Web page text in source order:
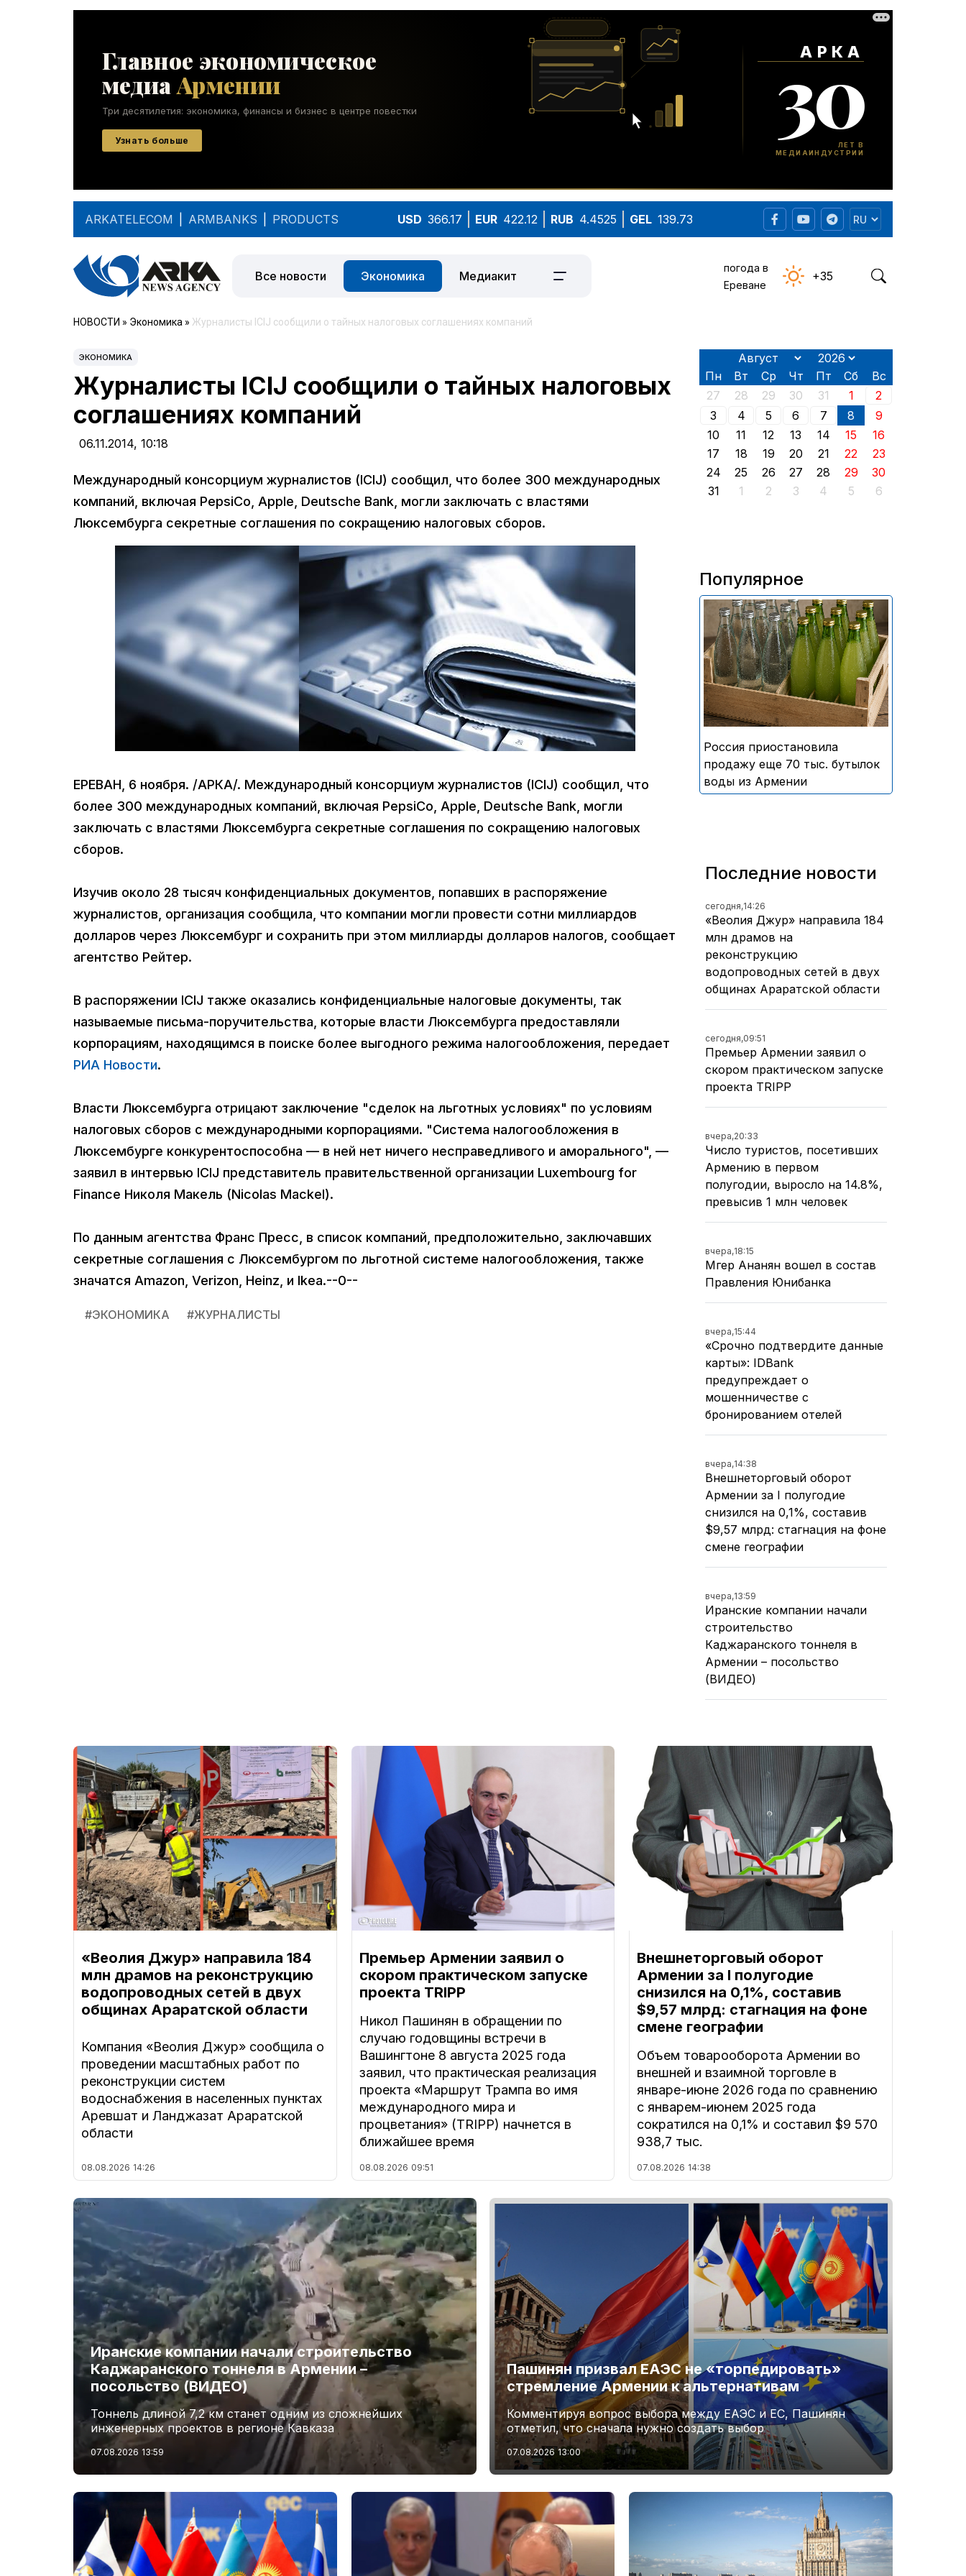
ARKATELECOM ARMBANKS PRODUCTS USD 366.17 EUR 422.12 RUB 4.4525 GEL 139.73
Все новости Экономика Медиакит
погода в
Ереване
+35
НОВОСТИ » Экономика » Журналисты ICIJ сообщили о тайных налоговых соглашениях компаний
ЭКОНОМИКА
Журналисты ICIJ сообщили о тайных налоговых
соглашениях компаний
06.11.2014, 10:18
Международный консорциум журналистов (ICIJ) сообщил, что более 300 международных
компаний, включая PepsiCo, Apple, Deutsche Bank, могли заключать с властями
Люксембурга секретные соглашения по сокращению налоговых сборов.
ЕРЕВАН, 6 ноября. /АРКА/. Международный консорциум журналистов (ICIJ) сообщил, что
более 300 международных компаний, включая PepsiCo, Apple, Deutsche Bank, могли
заключать с властями Люксембурга секретные соглашения по сокращению налоговых
сборов.
Изучив около 28 тысяч конфиденциальных документов, попавших в распоряжение
журналистов, организация сообщила, что компании могли провести сотни миллиардов
долларов через Люксембург и сохранить при этом миллиарды долларов налогов, сообщает
агентство Рейтер.
В распоряжении ICIJ также оказались конфиденциальные налоговые документы, так
называемые письма-поручительства, которые власти Люксембурга предоставляли
корпорациям, находящимся в поиске более выгодного режима налогообложения, передает
РИА Новости.
Власти Люксембурга отрицают заключение "сделок на льготных условиях" по условиям
налоговых сборов с международными корпорациями. "Система налогообложения в
Люксембурге конкурентоспособна — в ней нет ничего несправедливого и аморального", —
заявил в интервью ICIJ представитель правительственной организации Luxembourg for
Finance Николя Макель (Nicolas Mackel).
По данным агентства Франс Пресс, в список компаний, предположительно, заключавших
секретные соглашения с Люксембургом по льготной системе налогообложения, также
значатся Amazon, Verizon, Heinz, и Ikea.--0--
#ЭКОНОМИКА #ЖУРНАЛИСТЫ
Пн Вт Ср Чт Пт Сб
Вс
27
28 29 30 31 1
2
3
4 5 6 7 8
9
10
11 12 13 14 15
16
17
18 19 20 21 22
23
24
25 26 27 28 29
30
31
1 2 3 4 5 6
Популярное
В России приостановили
продажу более 70 тыс.
бутылок питьевой воды и
безалкогольных напитков
армянского производства
Россия приостановила
продажу еще 70 тыс. бутылок
воды из Армении
Последние новости
сегодня,14:26
«Веолия Джур» направила 184
млн драмов на
реконструкцию
водопроводных сетей в двух
общинах Араратской области
сегодня,09:51
Премьер Армении заявил о
скором практическом запуске
проекта TRIPP
вчера,20:33
Число туристов, посетивших
Армению в первом
полугодии, выросло на 14.8%,
превысив 1 млн человек
вчера,18:15
Мгер Ананян вошел в состав
Правления Юнибанка
вчера,15:44
«Срочно подтвердите данные
карты»: IDBank
предупреждает о
мошенничестве с
бронированием отелей
вчера,14:38
Внешнеторговый оборот
Армении за I полугодие
снизился на 0,1%, составив
$9,57 млрд: стагнация на фоне
смене географии
вчера,13:59
Иранские компании начали
строительство
Каджаранского тоннеля в
Армении – посольство
(ВИДЕО)
«Веолия Джур» направила 184
млн драмов на реконструкцию
водопроводных сетей в двух
общинах Араратской области
Компания «Веолия Джур» сообщила о
проведении масштабных работ по
реконструкции систем
водоснабжения в населенных пунктах
Аревшат и Ланджазат Араратской
области
08.08.2026 14:26
Премьер Армении заявил о
скором практическом запуске
проекта TRIPP
Никол Пашинян в обращении по
случаю годовщины встречи в
Вашингтоне 8 августа 2025 года
заявил, что практическая реализация
проекта «Маршрут Трампа во имя
международного мира и
процветания» (TRIPP) начнется в
ближайшее время
08.08.2026 09:51
Внешнеторговый оборот
Армении за I полугодие
снизился на 0,1%, составив
$9,57 млрд: стагнация на фоне
смене географии
Объем товарооборота Армении во
внешней и взаимной торговле в
январе-июне 2026 года по сравнению
с январем-июнем 2025 года
сократился на 0,1% и составил $9 570
938,7 тыс.
07.08.2026 14:38
Иранские компании начали строительство
Каджаранского тоннеля в Армении –
посольство (ВИДЕО)
Тоннель длиной 7,2 км станет одним из сложнейших
инженерных проектов в регионе Кавказа
07.08.2026 13:59
Пашинян призвал ЕАЭС не «торпедировать»
стремление Армении к альтернативам
Комментируя вопрос выбора между ЕАЭС и ЕС, Пашинян
отметил, что сначала нужно создать выбор
07.08.2026 13:00